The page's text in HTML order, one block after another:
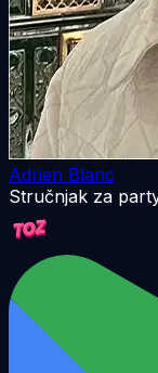
Adrien Blanc
Stručnjak za